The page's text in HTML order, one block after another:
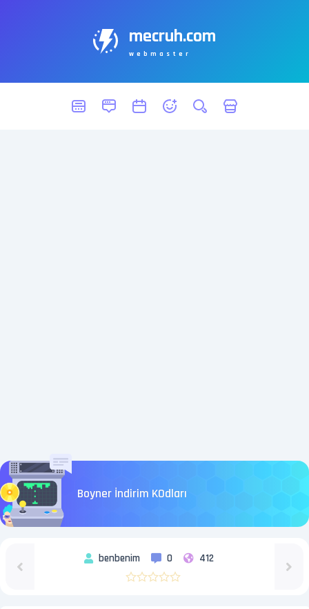
mecruh.com
webmaster
Boyner İndirim KOdları
benbenim 0 412